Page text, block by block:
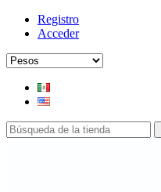
Registro
Acceder